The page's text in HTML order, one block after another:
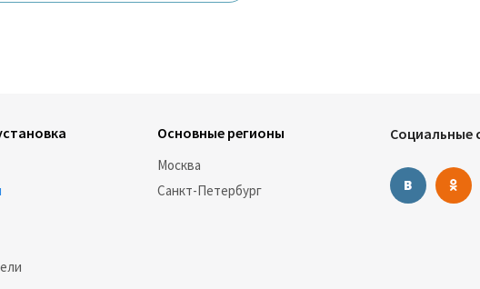
Основные регионы
Москва
Санкт-Петербург
Социальные